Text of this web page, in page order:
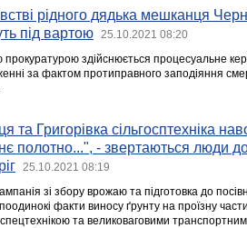
рідного дядька мешканця
під вартою
25.10.2021 08:20
прокуратурою здійснюється процесуальне
за фактом протиправного заподіяння
та Григорівка сільгосптехніка
полотно...", - звертаються люди
25.10.2021 08:19
зі збору врожаю та підготовка до
факти виносу ґрунту на проїзну
спецтехнікою та великоваговими